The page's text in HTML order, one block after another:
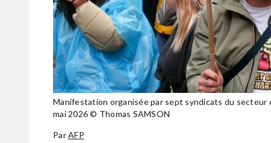
Manifestation organisée par sept syndicats du secteur
mai 2026 © Thomas SAMSON
ParAFP